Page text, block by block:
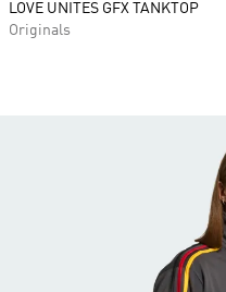
LOVE UNITES GFX TANKTOP
Originals